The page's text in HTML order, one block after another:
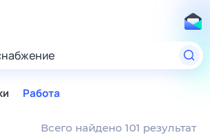
Работа
Всего найдено 101 результат